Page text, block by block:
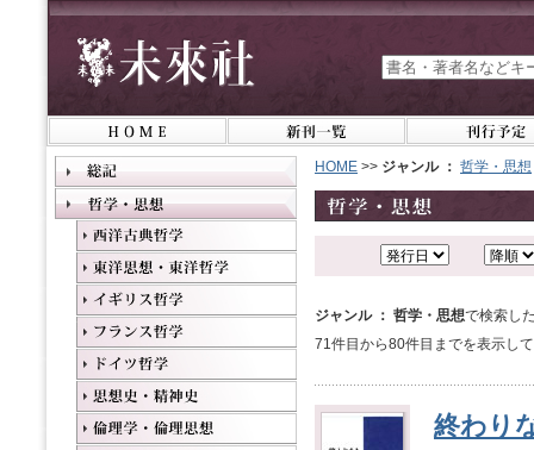
HOME >> ジャンル ： 哲学・思想
ジャンル ： 哲学・思想で検索し
71件目から80件目までを表示し
終わり